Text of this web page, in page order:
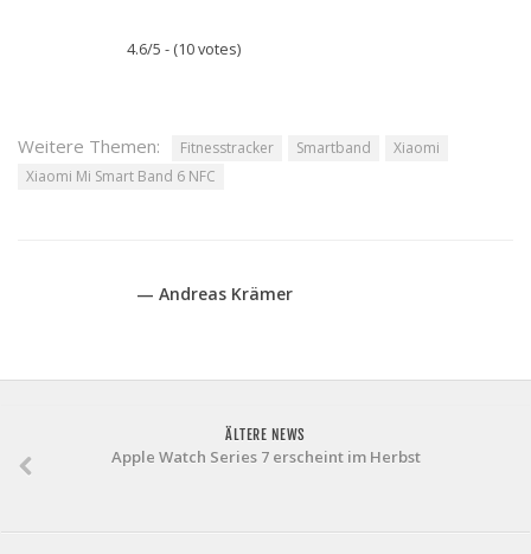
4.6/5 - (10 votes)
Weitere Themen: Fitnesstracker Smartband
Xiaomi
Xiaomi Mi Smart Band 6 NFC
— Andreas Krämer
ÄLTERE NEWS
Apple Watch Series 7 erscheint im Herbst